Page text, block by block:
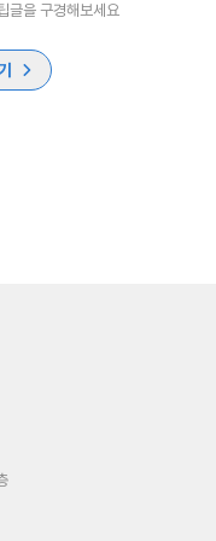
글을 구경해보세요